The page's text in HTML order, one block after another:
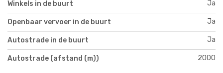
Winkels in de buurt Ja
Openbaar vervoer in de buurt Ja
Autostrade in de buurt Ja
Autostrade (afstand (m)) 2000